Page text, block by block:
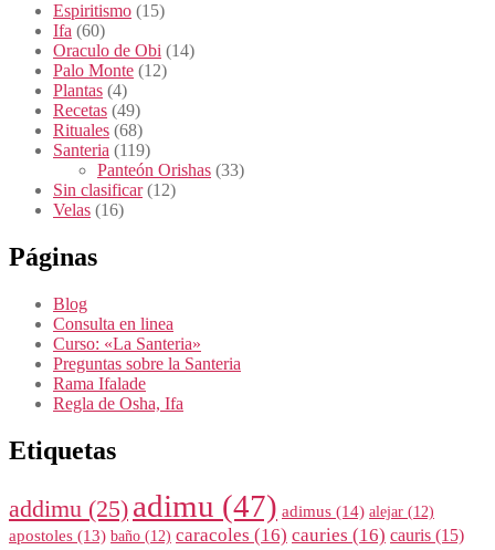
Espiritismo (15)
Ifa (60)
Oraculo de Obi (14)
Palo Monte (12)
Plantas (4)
Recetas (49)
Rituales (68)
Santeria (119)
Panteón Orishas (33)
Sin clasificar(12)
Velas (16)
Páginas
Blog
Consulta en linea
Curso: «La Santeria»
Preguntas sobre la Santeria
Rama Ifalade
Regla de Osha, Ifa
Etiquetas
addimu (25) adimu (47) adimus (14) alejar (12)
apostoles (13) baño (12) caracoles (16) cauries (16) cauris (15)